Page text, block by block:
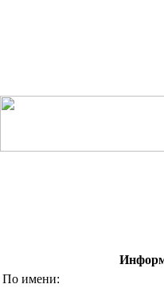
По имени: